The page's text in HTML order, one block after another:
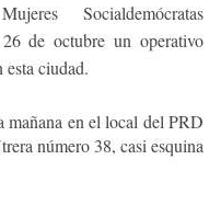
Socialdemócratas
de octubre un operativo
esta ciudad.
mañana en el local del PRD
número 38, casi esquina